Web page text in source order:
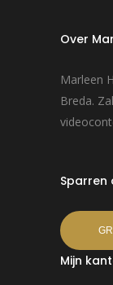
Over
Marleen
Breda.
Sparren
Mijn